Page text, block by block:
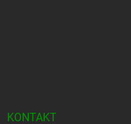
KONTAKT